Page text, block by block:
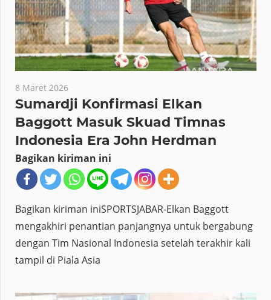
8 Maret 2026
Sumardji Konfirmasi Elkan
Baggott Masuk Skuad Timnas
Indonesia Era John Herdman
Bagikan kiriman ini
Bagikan kiriman iniSPORTSJABAR-Elkan Baggott
mengakhiri penantian panjangnya untuk bergabung
dengan Tim Nasional Indonesia setelah terakhir kali
tampil di Piala Asia